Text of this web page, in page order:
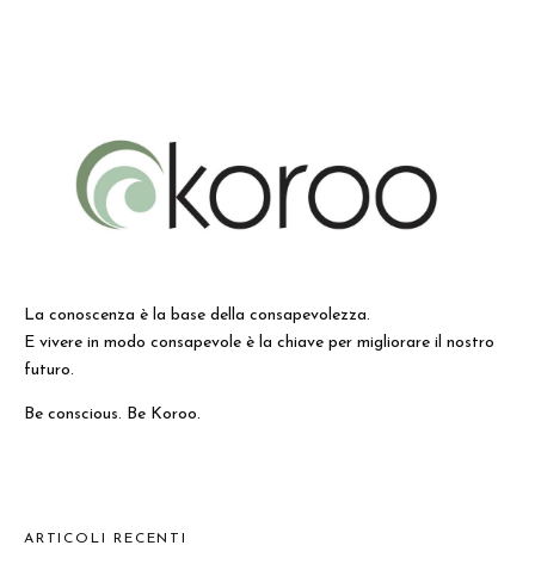
La conoscenza è la base della consapevolezza.
E vivere in modo consapevole è la chiave per migliorare il nostro
futuro.
Be conscious. Be Koroo.
ARTICOLI RECENTI